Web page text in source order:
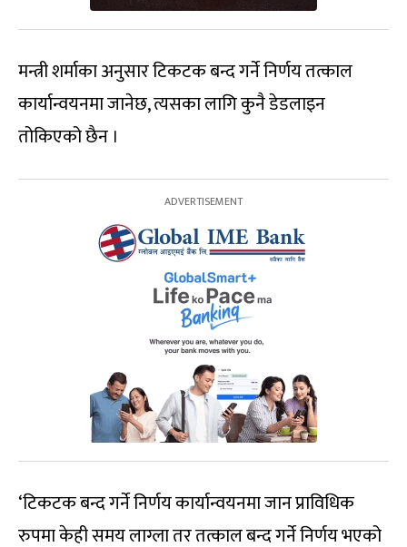
मन्त्री शर्माका अनुसार टिकटक बन्द गर्ने निर्णय तत्काल
कार्यान्वयनमा जानेछ, त्यसका लागि कुनै डेडलाइन
तोकिएको छैन ।
‘टिकटक बन्द गर्ने निर्णय कार्यान्वयनमा जान प्राविधिक
रुपमा केही समय लाग्ला तर तत्काल बन्द गर्ने निर्णय भएको